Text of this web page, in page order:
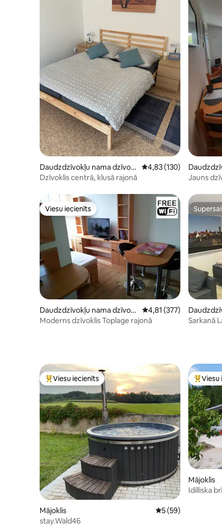
Daudzdzīvokļu nama dzīvokli
s
Vidējais vērtējums:
4,83 (130)
Dzīvoklis centrā, klusā rajonā
is
Jauns
Viesu iecienīts
Viesu iecienīts
Daudzdzīvokļu nama dzīvokli
s
Vidējais vērtējums:
4,81 (377)
Moderns dzīvoklis Toplage rajonā
s
Sarkanā
Populārs viesu iecienīts mājoklis
Viesu iecienīts
Mājoklis Vidējais vērtējums:
5 (59)
stay.Wald46
Viesu
Mājoklis
Idilliska